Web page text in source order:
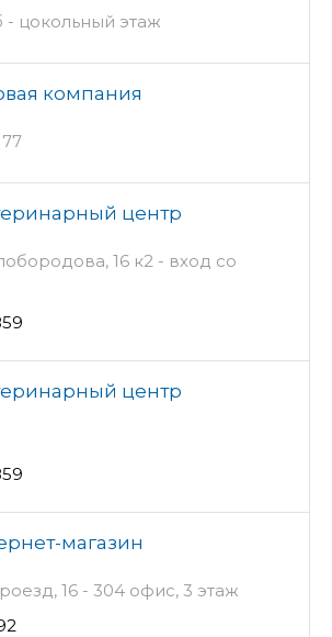
- цокольный этаж
компания
центр
16 к2 - вход со
центр
магазин
16 - 304 офис, 3 этаж